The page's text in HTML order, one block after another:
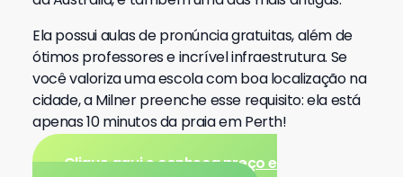
Ela possui aulas de pronúncia gratuitas, além de
ótimos professores e incrível infraestrutura. Se
você valoriza uma escola com boa localização na
cidade, a Milner preenche esse requisito: ela está
apenas 10 minutos da praia em Perth!
Clique aqui e conheça preço e